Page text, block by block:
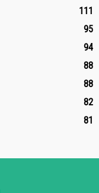
111
95
94
88
88
82
81